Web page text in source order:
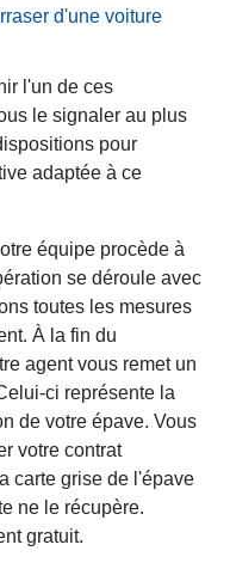
d'une voiture
l'un de ces
le signaler au plus
pour
adaptée à ce
équipe procède à
se déroule avec
toutes les mesures
À la fin du
agent vous remet un
ci représente la
de votre épave. Vous
votre contrat
carte grise de l'épave
ne le récupère.
gratuit.